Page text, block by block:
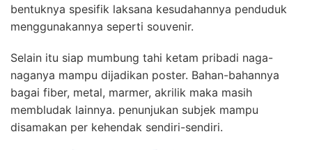
bentuknya spesifik laksana kesudahannya penduduk
menggunakannya seperti souvenir.
Selain itu siap mumbung tahi ketam pribadi naga-
naganya mampu dijadikan poster. Bahan-bahannya
bagai fiber, metal, marmer, akrilik maka masih
membludak lainnya. penunjukan subjek mampu
disamakan per kehendak sendiri-sendiri.